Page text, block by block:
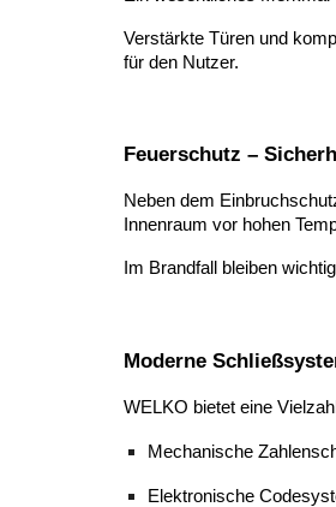
Verstärkte Türen und
für den Nutzer.
Feuerschutz –
Neben dem
Innenraum vor hohen
Im Brandfall bleiben
Moderne
WELKO bietet eine
Mechanische
Elektronische